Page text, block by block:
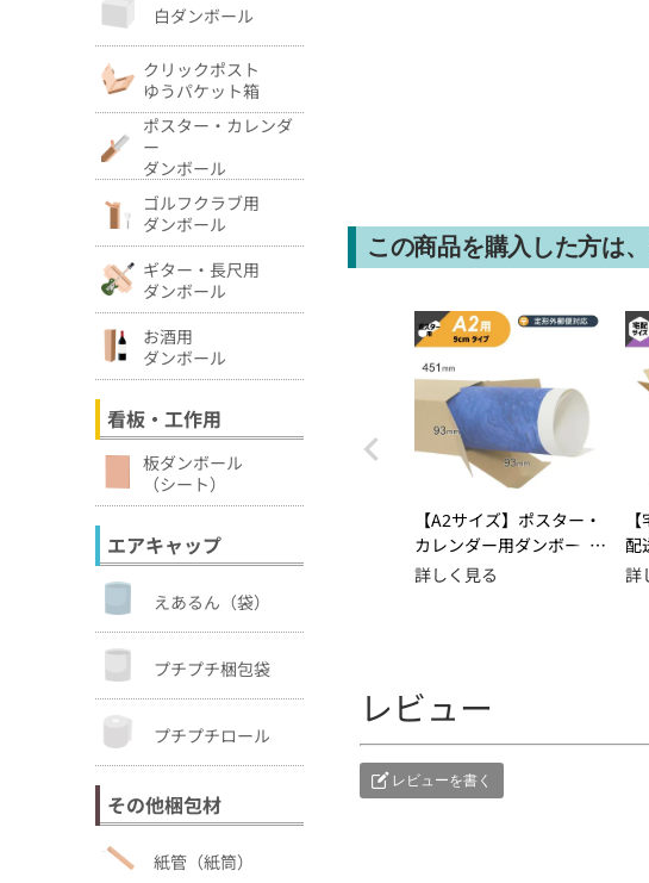
白ダンボール
クリックポスト
ゆうパケット箱
ポスター・カレンダ
ー
ダンボール
ゴルフクラブ用
ダンボール
ギター・長尺用
ダンボール
お酒用
ダンボール
看板・工作用
板ダンボール
（シート）
エアキャップ
えあるん（袋）
プチプチ梱包袋
プチプチロール
その他梱包材
紙管（紙筒）
この商品を購入した方は
【A2サイズ】ポスター・
カレンダー用ダンボール
箱 [ 93×93×451mm ] 定
詳しく見る
配
詳
レビュー
レビューを書く